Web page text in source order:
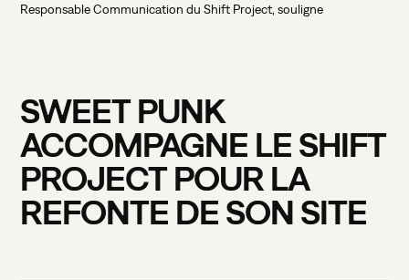
Responsable Communication du Shift Project, souligne
SWEET PUNK
ACCOMPAGNE LE SHIFT
PROJECT POUR LA
REFONTE DE SON SITE